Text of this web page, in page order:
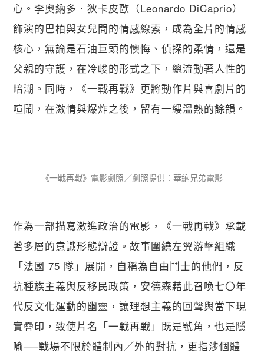
心。李奧納多．狄卡皮歐（Leonardo DiCaprio）
飾演的巴柏與女兒間的情感線索，成為全片的情感
核心，無論是石油巨頭的懊悔、偵探的柔情，還是
父親的守護，在冷峻的形式之下，總流動著人性的
暗潮。同時，《一戰再戰》更將動作片與喜劇片的
喧鬧，在激情與爆炸之後，留有一縷溫熱的餘韻。
《一戰再戰》電影劇照／劇照提供：華納兄弟電影
作為一部描寫激進政治的電影，《一戰再戰》承載
著多層的意識形態辯證。故事圍繞左翼游擊組織
「法國 75 隊」展開，自稱為自由鬥士的他們，反
抗種族主義與反移民政策，安德森藉此召喚七〇年
代反文化運動的幽靈，讓理想主義的回聲與當下現
實疊印，致使片名「一戰再戰」既是號角，也是隱
喻──戰場不限於體制內／外的對抗，更指涉個體